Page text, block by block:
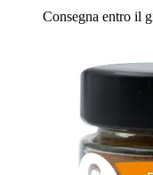
Consegna entro il